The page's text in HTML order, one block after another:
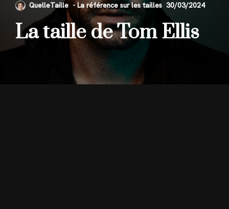
QuelleTaille 30/03/2024
La taille de Tom Ellis